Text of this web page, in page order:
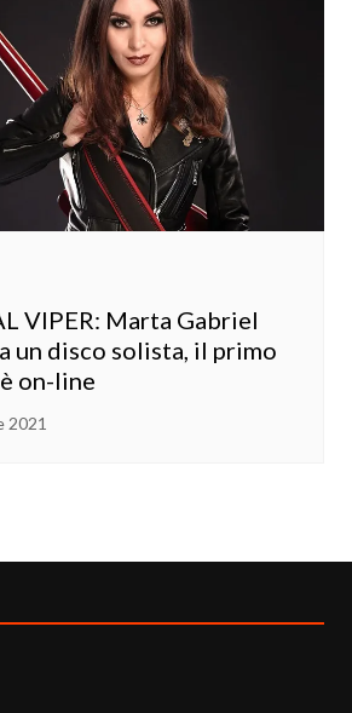
VIPER: Marta Gabriel
un disco solista, il primo
on-line
2021